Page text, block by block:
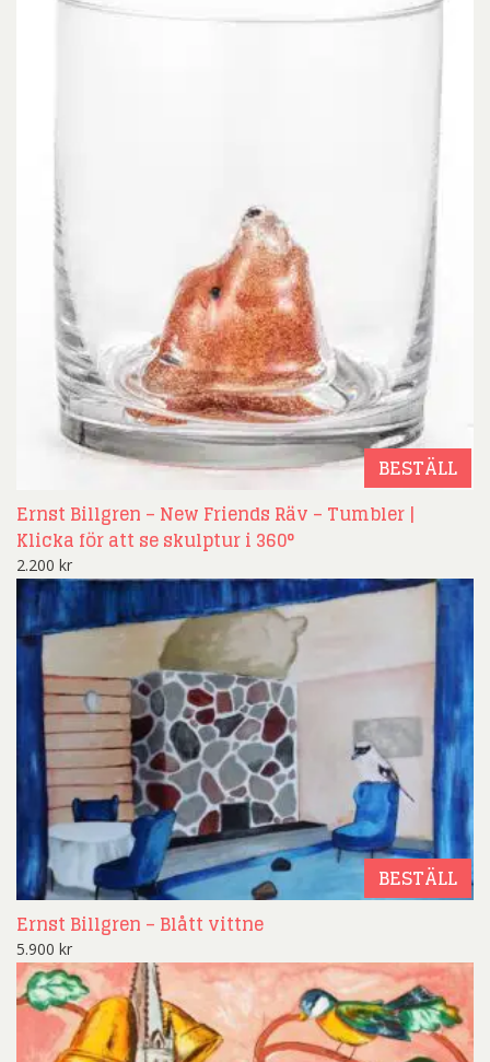
BESTÄLL
Ernst Billgren – New Friends Räv – Tumbler |
Klicka för att se skulptur i 360°
2.200 kr
BESTÄLL
Ernst Billgren – Blått vittne
5.900 kr